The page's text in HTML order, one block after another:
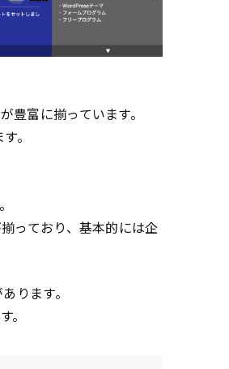
豊富に揃っています。
。
っており、基本的には企
ります。
。